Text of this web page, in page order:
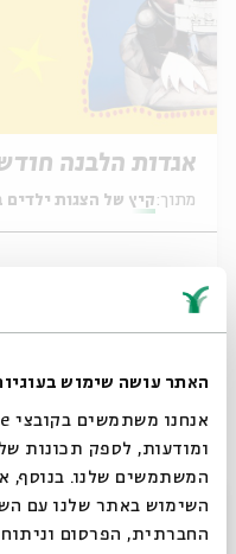
האתר עושה שימוש
ומודעות, לספק תכונות
המשתמשים שלנו. בנוסף,
השימוש באתר שלנו עם
החברתית, הפרסום
אגדות הלבנה חודש אב
מתוך: קיץ של הצגות ילדים
סגור